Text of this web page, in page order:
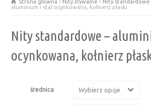
Strona główna Nity zrywalne Nity standardowe
aluminium i stal ocynkowana, kołnierz płaski
Nity standardowe –
ocynkowana, kołnierz
średnica Wybierz opcje